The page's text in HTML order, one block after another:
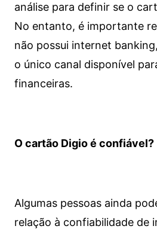
análise para definir se o
No entanto, é importante
não possui internet
o único canal disponível
financeiras.
O cartão Digio é confiável?
Algumas pessoas ainda
relação à confiabilidade de